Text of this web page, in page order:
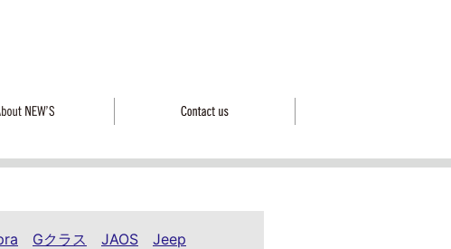
Gクラス JAOS
Jeep